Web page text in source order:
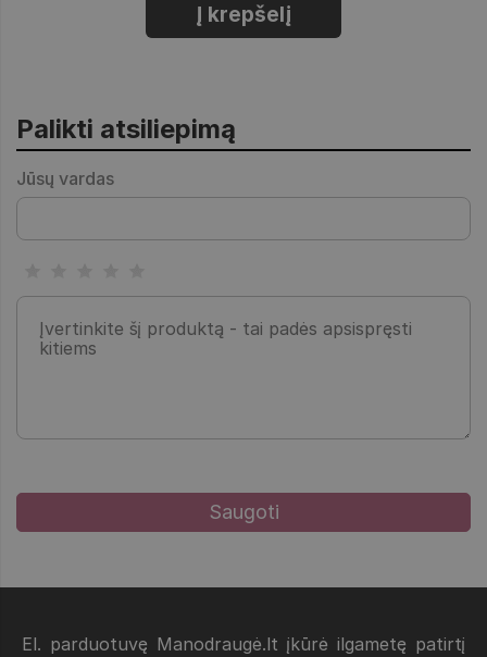
Į krepšelį
Palikti atsiliepimą
Jūsų vardas
El. parduotuvę Manodraugė.lt įkūrė ilgametę patirtį